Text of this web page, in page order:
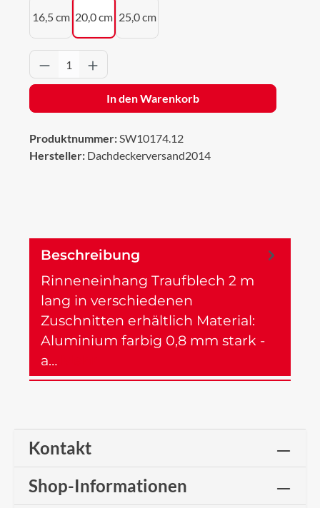
16,5 cm 20,0 cm 25,0 cm
Produkt Anzahl: Gib den gewünschten
In den Warenkorb
Produktnummer:SW10174.12
Hersteller: Dachdeckerversand2014
Beschreibung
Rinneneinhang Traufblech 2 m
lang in verschiedenen
Zuschnitten erhältlich Material:
Aluminium farbig 0,8 mm stark -
a…
Kontakt
Shop-Informationen